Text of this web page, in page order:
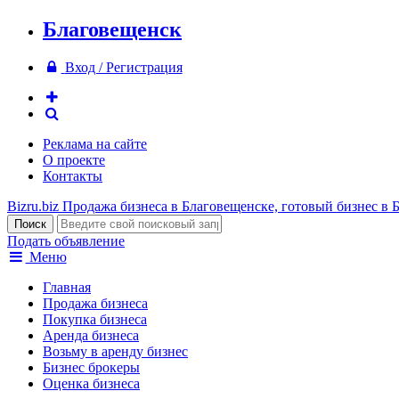
Благовещенск
Вход / Регистрация
Реклама на сайте
О проекте
Контакты
Bizru.biz Продажа бизнеса в Благовещенске, готовый бизнес в
Подать объявление
Меню
Главная
Продажа бизнеса
Покупка бизнеса
Аренда бизнеса
Возьму в аренду бизнес
Бизнес брокеры
Оценка бизнеса